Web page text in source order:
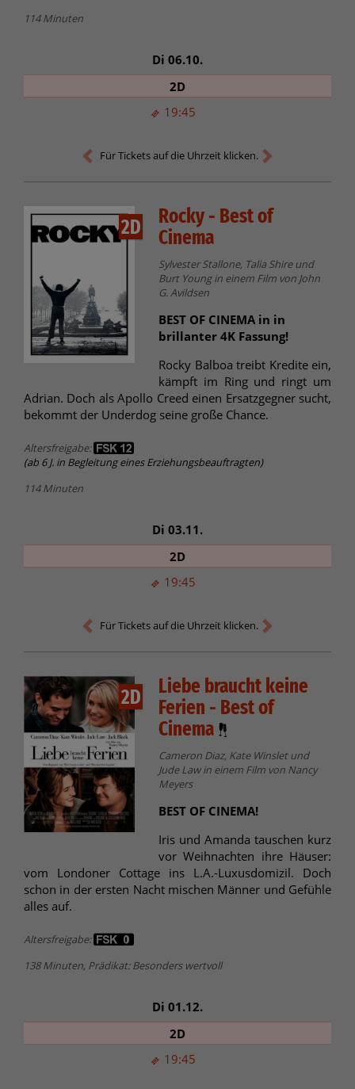
114 Minuten
Di 06.10.
19:45
2D
Für Tickets auf die Uhrzeit klicken.
2D
Rocky - Best of
Cinema
Sylvester Stallone, Talia Shire und
Burt Young in einem Film von John
G. Avildsen
BEST OF CINEMA in in
brillanter 4K Fassung!
Rocky Balboa treibt Kredite ein,
kämpft im Ring und ringt um
Adrian. Doch als Apollo Creed einen Ersatzgegner sucht,
bekommt der Underdog seine große Chance.
Altersfreigabe:
(ab 6 J. in Begleitung eines Erziehungsbeauftragten)
114 Minuten
Di 03.11.
19:45
2D
Für Tickets auf die Uhrzeit klicken.
2D
Liebe braucht keine
Ferien - Best of
Cinema
Cameron Diaz, Kate Winslet und
Jude Law in einem Film von Nancy
Meyers
BEST OF CINEMA!
Iris und Amanda tauschen kurz
vor Weihnachten ihre Häuser:
vom Londoner Cottage ins L.A.-Luxusdomizil. Doch
schon in der ersten Nacht mischen Männer und Gefühle
alles auf.
Altersfreigabe:
138 Minuten, Prädikat: Besonders wertvoll
Di 01.12.
19:45
2D